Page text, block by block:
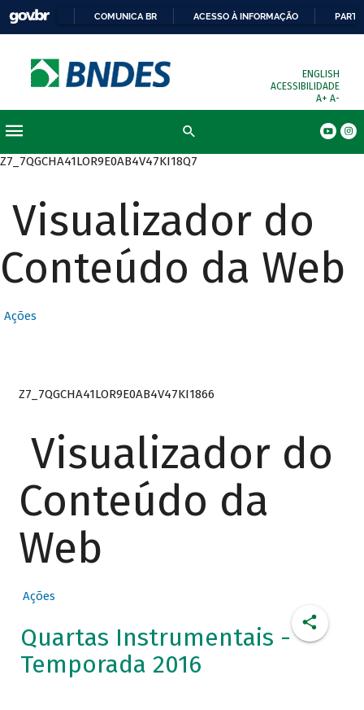
COMUNICA BR ACESSO À INFORMAÇÃO
ENGLISH
ACESSIBILIDADE
A+ A-
Z7_7QGCHA41LOR9E0AB4V47KI18Q7
Visualizador do
Conteúdo da Web
Ações
Z7_7QGCHA41LOR9E0AB4V47KI1866
Visualizador do
Conteúdo da
Web
Ações
Quartas Instrumentais -
Temporada 2016